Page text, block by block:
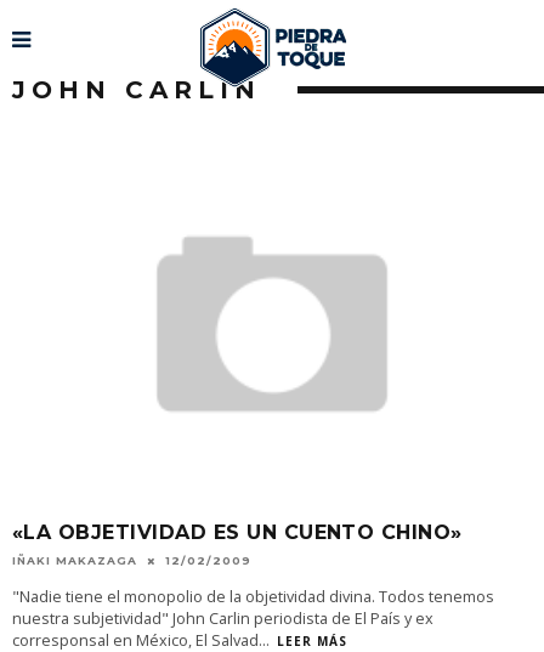
JOHN CARLIN
«LA OBJETIVIDAD ES UN CUENTO CHINO»
IÑAKI MAKAZAGA 12/02/2009
"Nadie tiene el monopolio de la objetividad divina. Todos tenemos
nuestra subjetividad" John Carlin periodista de El País y ex
corresponsal en México, El Salvad... LEER MÁS